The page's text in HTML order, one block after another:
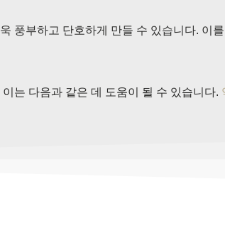
풍부하고 단호하게 만들 수 있습니다. 이
는 다음과 같은 데 도움이 될 수 있습니다.